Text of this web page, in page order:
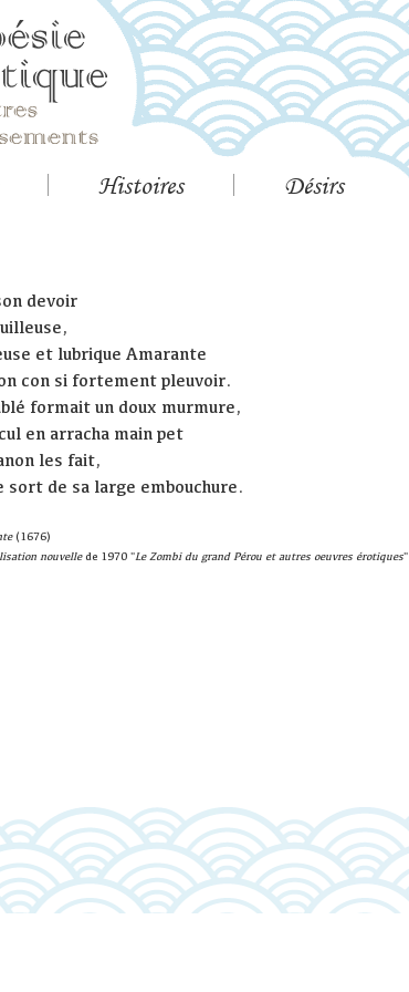
Histoires Désirs
devoir
et lubrique Amarante
con si fortement pleuvoir.
formait un doux murmure,
en arracha main pet
les fait,
sort de sa large embouchure.
(1676)
nouvellede 1970 "Le Zombi du grand Pérou et autres oeuvres érotiques"